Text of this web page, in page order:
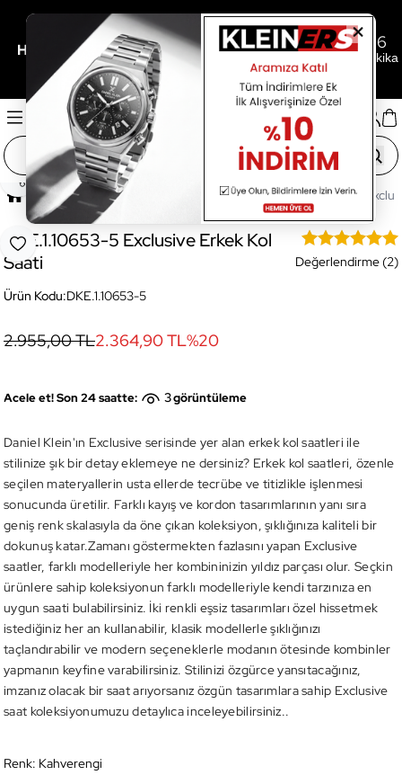
Her 3.000TL'ye 500TL Hediye İçin Son 0 / 11 / 16
Dakika
Ana Sayfa Saatler Erkek Saat DKE.1.10653-5
Favoriye Ekle
Paylaş
DKE.1.10653-5 Exclusive Erkek Kol
Saati
Ürün Kodu:DKE.1.10653-5
Değerlendirme (2)
2.955,00 TL2.364,90 TL%20
Acele et! Son 24 saatte: 3görüntüleme
Daniel Klein'ın Exclusive serisinde yer alan erkek kol saatleri ile
stilinize şık bir detay eklemeye ne dersiniz? Erkek kol saatleri, özenle
seçilen materyallerin usta ellerde tecrübe ve titizlikle işlenmesi
sonucunda üretilir. Farklı kayış ve kordon tasarımlarının yanı sıra
geniş renk skalasıyla da öne çıkan koleksiyon, şıklığınıza kaliteli bir
dokunuş katar.Zamanı göstermekten fazlasını yapan Exclusive
saatler, farklı modelleriyle her kombininizin yıldız parçası olur. Seçkin
ürünlere sahip koleksiyonun farklı modelleriyle kendi tarzınıza en
uygun saati bulabilirsiniz. İki renkli eşsiz tasarımları özel hissetmek
istediğiniz her an kullanabilir, klasik modellerle şıklığınızı
taçlandırabilir ve modern seçeneklerle modanın ötesinde kombinler
yapmanın keyfine varabilirsiniz. Stilinizi özgürce yansıtacağınız,
imzanız olacak bir saat arıyorsanız özgün tasarımlara sahip Exclusive
saat koleksiyonumuzu detaylıca inceleyebilirsiniz..
Renk: Kahverengi